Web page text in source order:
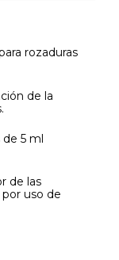
rozaduras
de la
5 ml
de las
uso de